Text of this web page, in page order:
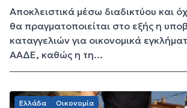
Αποκλειστικά μέσω διαδικτύου και
θα πραγματοποιείται στο εξής η
καταγγελιών για οικονομικά
ΑΑΔΕ, καθώς η τη...
Ελλάδα Οικονομία